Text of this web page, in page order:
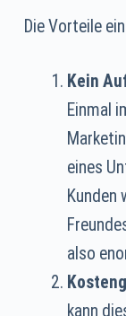
Die Vorteile
Kein
Einmal
eines
Kunden
also
kann